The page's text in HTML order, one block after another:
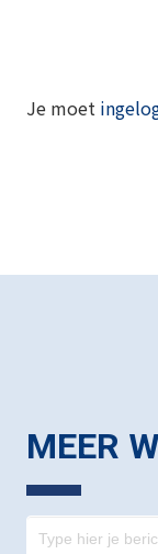
Je moet
MEER
Contact